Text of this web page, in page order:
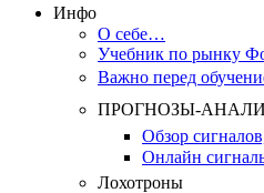
Инфо
О себе…
Учебник по рынку
Важно перед
ПРОГНОЗЫ-
Обзор
Онлайн
Лохотроны